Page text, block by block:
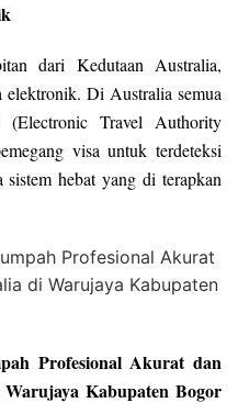
dari Kedutaan Australia,
elektronik. Di Australia semua
(Electronic Travel Authority
visa untuk terdeteksi
hebat yang di terapkan
Profesional Akurat dan
Kabupaten Bogor